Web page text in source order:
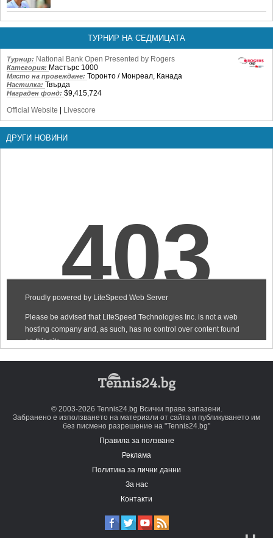
ТУРНИР НА СЕДМИЦАТА
Турнир: National Bank Open Presented by Rogers
Категория: Мастърс 1000
Място на провеждане: Торонто / Монреал, Канада
Настилка: Твърда
Награден фонд: $9,415,724
Official Website
Livescore
ДРУГИ НОВИНИ
© 2003-2026 Tennis24.bg Всички права запазени.
Забранено е използването на материали от сайта и публикуването им
без писмено разрешение на "Tennis24.bg"
Правила за ползване
Реклама
Политика за лични данни
За нас
Контакти